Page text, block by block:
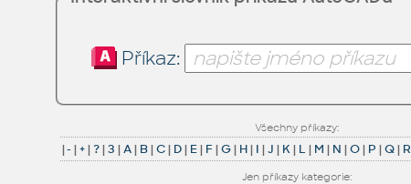
Příkaz:
Všechny příkazy:
|- |+|?|3 |A| B|C| D| E| F |G| H| I |J | K| L | M | N |O| P |Q| R
Jen příkazy kategorie: